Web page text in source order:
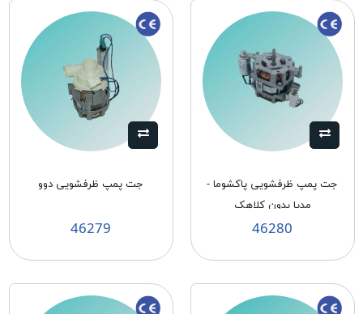
جت پمپ ظرفشویی پاکشوما -
مدیا بدون کلاهک
46280
جت پمپ ظرفشویی دوو
46279